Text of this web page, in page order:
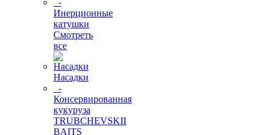
-
Инерционные
катушки
Смотреть
все
Насадки
-
Консервированная
кукуруза
TRUBCHEVSKII
BAITS